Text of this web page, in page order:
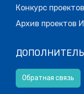
Конкурс
Архив проектов
Обратная связь